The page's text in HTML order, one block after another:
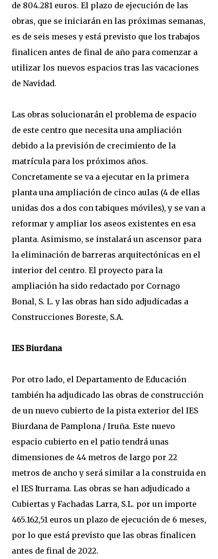
de 804.281 euros. El plazo de ejecución de las
obras, que se iniciarán en las próximas semanas,
es de seis meses y está previsto que los trabajos
finalicen antes de final de año para comenzar a
utilizar los nuevos espacios tras las vacaciones
de Navidad.
Las obras solucionarán el problema de espacio
de este centro que necesita una ampliación
debido a la previsión de crecimiento de la
matrícula para los próximos años.
Concretamente se va a ejecutar en la primera
planta una ampliación de cinco aulas (4 de ellas
unidas dos a dos con tabiques móviles), y se van a
reformar y ampliar los aseos existentes en esa
planta. Asimismo, se instalará un ascensor para
la eliminación de barreras arquitectónicas en el
interior del centro. El proyecto para la
ampliación ha sido redactado por Cornago
Bonal, S. L. y las obras han sido adjudicadas a
Construcciones Boreste, S.A.
IES Biurdana
Por otro lado, el Departamento de Educación
también ha adjudicado las obras de construcción
de un nuevo cubierto de la pista exterior del IES
Biurdana de Pamplona / Iruña. Este nuevo
espacio cubierto en el patio tendrá unas
dimensiones de 44 metros de largo por 22
metros de ancho y será similar a la construida en
el IES Iturrama. Las obras se han adjudicado a
Cubiertas y Fachadas Larra, S.L. por un importe
465.162,51 euros un plazo de ejecución de 6 meses,
por lo que está previsto que las obras finalicen
antes de final de 2022.